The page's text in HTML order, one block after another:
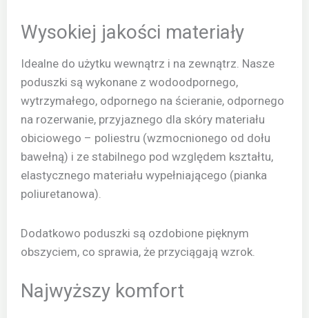
Wysokiej jakości materiały
Idealne do użytku wewnątrz i na zewnątrz. Nasze
poduszki są wykonane z wodoodpornego,
wytrzymałego, odpornego na ścieranie, odpornego
na rozerwanie, przyjaznego dla skóry materiału
obiciowego – poliestru (wzmocnionego od dołu
bawełną) i ze stabilnego pod względem kształtu,
elastycznego materiału wypełniającego (pianka
poliuretanowa).
Dodatkowo poduszki są ozdobione pięknym
obszyciem, co sprawia, że przyciągają wzrok.
Najwyższy komfort